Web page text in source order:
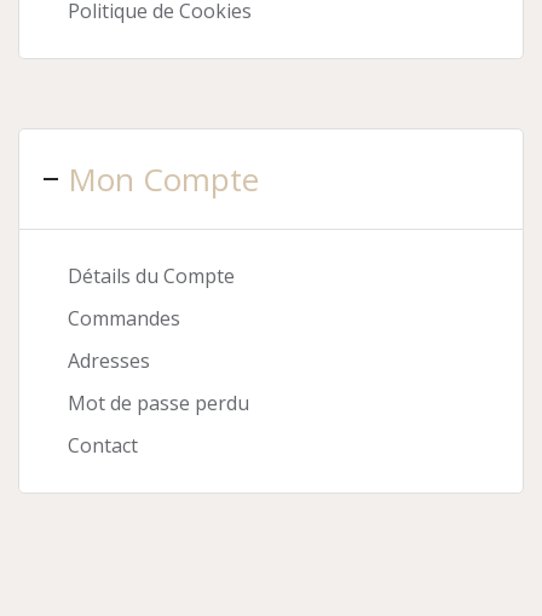
Politique de Cookies
Mon Compte
Détails du Compte
Commandes
Adresses
Mot de passe perdu
Contact